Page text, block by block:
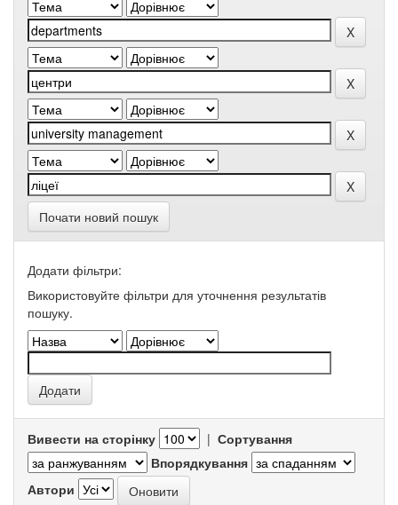
Почати новий пошук
Додати фільтри:
Використовуйте фільтри для уточнення результатів
пошуку.
Вивести на сторінку | Сортування
Впорядкування
Автори